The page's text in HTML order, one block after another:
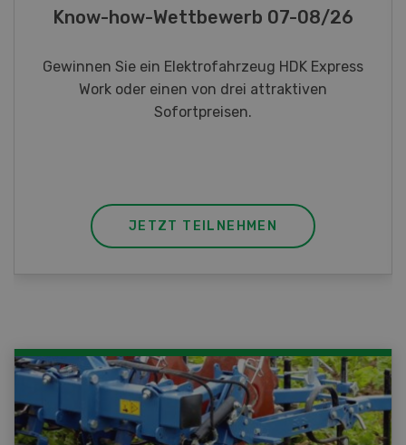
Fotorätsel 07-08/26
Gewinnen Sie eines von fünf LANDI
Taschenmessern
JETZT TEILNEHMEN